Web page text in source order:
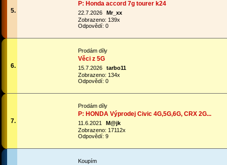
5.
P: Honda accord 7g tourer k24
22.7.2026
Mr_xx
Zobrazeno: 139x
Odpovědí: 0
6.
Prodám díly
Věci z 5G
15.7.2026
tarbo11
Zobrazeno: 134x
Odpovědí: 0
7.
Prodám díly
P: HONDA Výprodej Civic 4G,5G,6G, CRX 2G...
11.6.2021
M@jk
Zobrazeno: 17112x
Odpovědí: 9
Koupím